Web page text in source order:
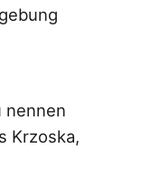
nennen
Krzoska,